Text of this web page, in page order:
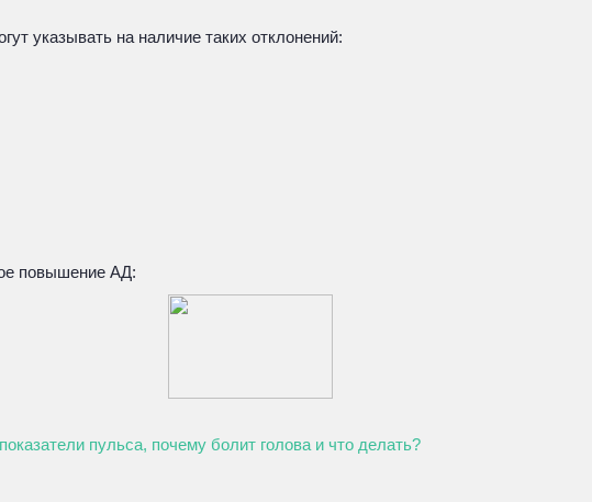
указывать на наличие таких отклонений:
повышение АД:
пульса, почему болит голова и что делать?